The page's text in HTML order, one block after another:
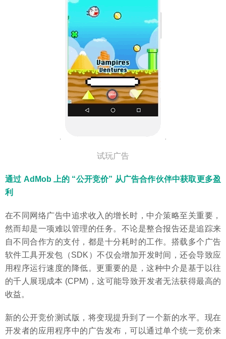
试玩广告
通过 AdMob 上的 “公开竞价” 从广告合作伙伴中获取更多盈
利
在不同网络广告中追求收入的增长时，中介策略至关重要，
然而却是一项难以管理的任务。不论是整合报告还是追踪来
自不同合作方的支付，都是十分耗时的工作。搭载多个广告
软件工具开发包（SDK）不仅会增加开发时间，还会导致应
用程序运行速度的降低。更重要的是，这种中介是基于以往
的千人展现成本 (CPM)，这可能导致开发者无法获得最高的
收益。
新的公开竞价测试版，将变现提升到了一个新的水平。现在
开发者的应用程序中的广告发布，可以通过单个统一竞价来